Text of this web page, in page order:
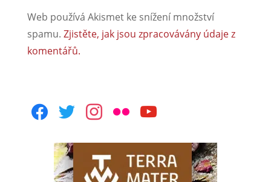
Web používá Akismet ke snížení množství
spamu. Zjistěte, jak jsou zpracovávány údaje z
komentářů.
facebooktwitterinstagram
flickr youtube